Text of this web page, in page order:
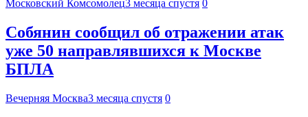
Московский Комсомолец3 месяца спустя 0
Собянин сообщил об отражении атак
уже 50 направлявшихся к Москве
БПЛА
Вечерняя Москва3 месяца спустя 0